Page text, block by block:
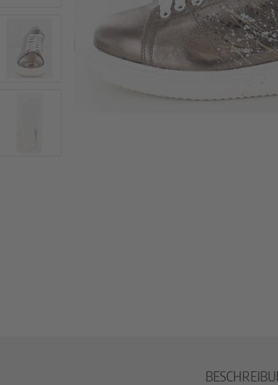
Jagdschuhe
Pflege und Leisten -
Outdoor
Outdoor
Sandalen Komfort
Slipper Komfort
Sneaker Komfort
Stiefel Komfort